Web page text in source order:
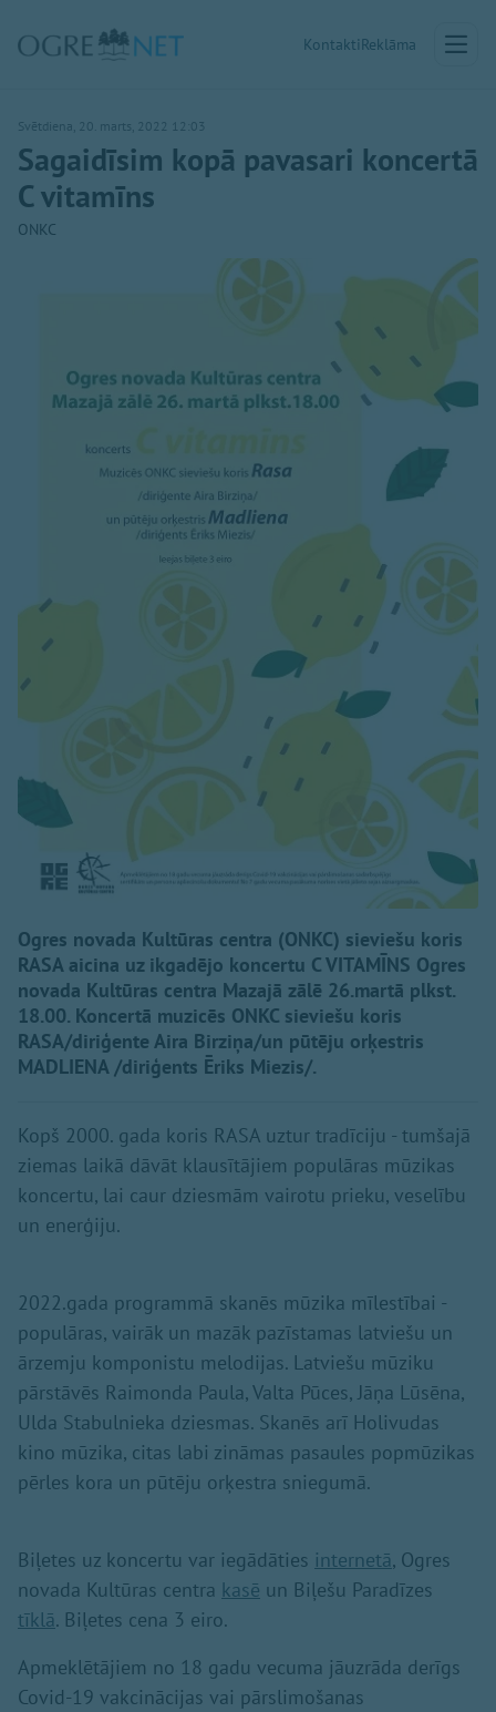
KontaktiReklāma
Svētdiena, 20. marts, 2022 12:03
Sagaidīsim kopā pavasari koncertā
C vitamīns
ONKC
Ogres novada Kultūras centra (ONKC) sieviešu koris
RASA aicina uz ikgadējo koncertu C VITAMĪNS Ogres
novada Kultūras centra Mazajā zālē 26.martā plkst.
18.00. Koncertā muzicēs ONKC sieviešu koris
RASA/diriģente Aira Birziņa/un pūtēju orķestris
MADLIENA /diriģents Ēriks Miezis/.
Kopš 2000. gada koris RASA uztur tradīciju - tumšajā
ziemas laikā dāvāt klausītājiem populāras mūzikas
koncertu, lai caur dziesmām vairotu prieku, veselību
un enerģiju.
2022.gada programmā skanēs mūzika mīlestībai -
populāras, vairāk un mazāk pazīstamas latviešu un
ārzemju komponistu melodijas. Latviešu mūziku
pārstāvēs Raimonda Paula, Valta Pūces, Jāņa Lūsēna,
Ulda Stabulnieka dziesmas. Skanēs arī Holivudas
kino mūzika, citas labi zināmas pasaules popmūzikas
pērles kora un pūtēju orķestra sniegumā.
Biļetes uz koncertu var iegādāties internetā, Ogres
novada Kultūras centra kasē un Biļešu Paradīzes
tīklā. Biļetes cena 3 eiro.
Apmeklētājiem no 18 gadu vecuma jāuzrāda derīgs
Covid-19 vakcinācijas vai pārslimošanas